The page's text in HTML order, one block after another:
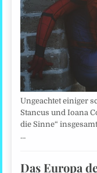
Ungeachtet einiger
Stancus und Ioana
die Sinne“
…
Das Europa